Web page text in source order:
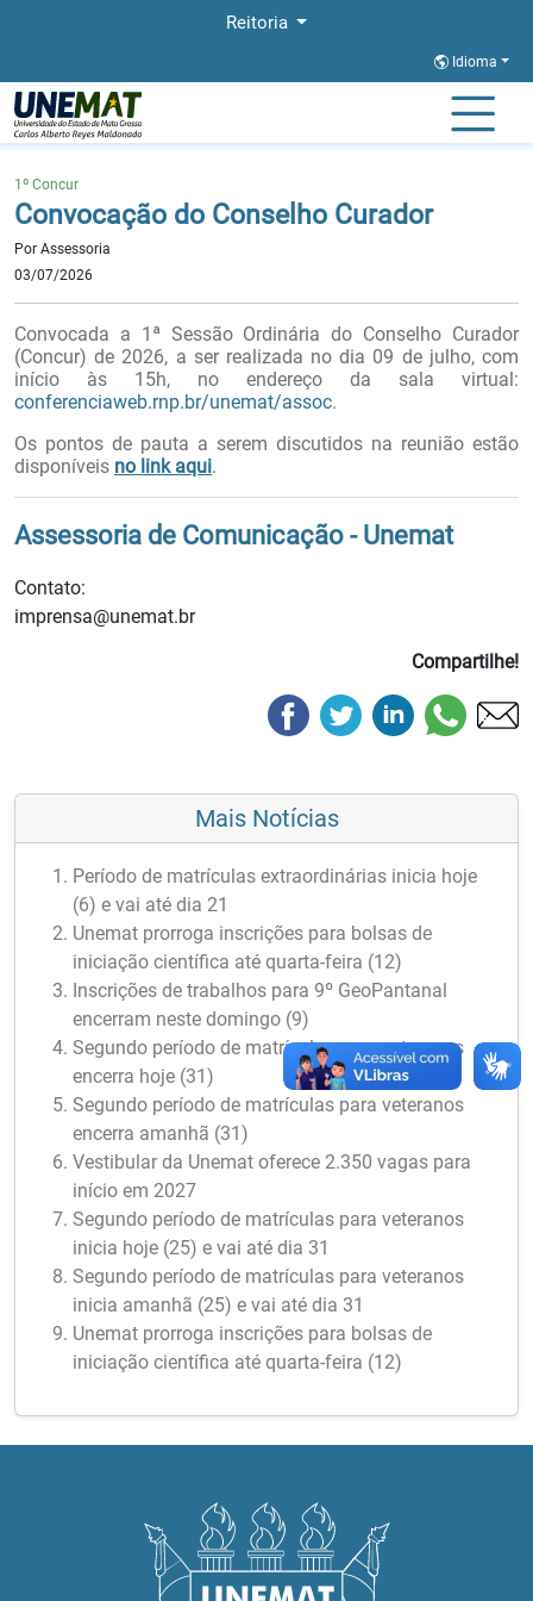
Reitoria
Idioma
Página Inicial
1º Concur
Convocação do Conselho Curador
Por Assessoria
03/07/2026
Convocada a 1ª Sessão Ordinária do Conselho Curador
(Concur) de 2026, a ser realizada no dia 09 de julho, com
início às 15h, no endereço da sala virtual:
conferenciaweb.rnp.br/unemat/assoc.
Os pontos de pauta a serem discutidos na reunião estão
disponíveis no link aqui.
Assessoria de Comunicação - Unemat
Contato:
imprensa@unemat.br
Compartilhe!
Mais Notícias
Período de matrículas extraordinárias inicia hoje
(6) e vai até dia 21
Unemat prorroga inscrições para bolsas de
iniciação científica até quarta-feira (12)
Inscrições de trabalhos para 9º GeoPantanal
encerram neste domingo (9)
Segundo período de matrículas para veteranos
encerra hoje (31)
Segundo período de matrículas para veteranos
encerra amanhã (31)
Vestibular da Unemat oferece 2.350 vagas para
início em 2027
Segundo período de matrículas para veteranos
inicia hoje (25) e vai até dia 31
Segundo período de matrículas para veteranos
inicia amanhã (25) e vai até dia 31
Unemat prorroga inscrições para bolsas de
iniciação científica até quarta-feira (12)